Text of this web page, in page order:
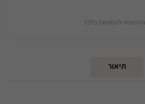
התמונות להמחשה בלבד
תיאור